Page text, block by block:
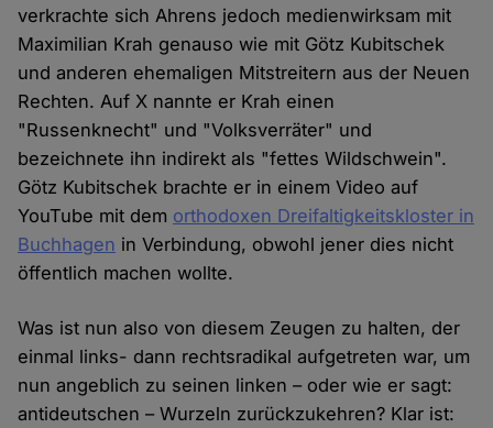
verkrachte sich Ahrens jedoch medienwirksam mit
Maximilian Krah genauso wie mit Götz Kubitschek
und anderen ehemaligen Mitstreitern aus der Neuen
Rechten. Auf X nannte er Krah einen
"Russenknecht" und "Volksverräter" und
bezeichnete ihn indirekt als "fettes Wildschwein".
Götz Kubitschek brachte er in einem Video auf
YouTube mit dem orthodoxen Dreifaltigkeitskloster in
Buchhagen in Verbindung, obwohl jener dies nicht
öffentlich machen wollte.
Was ist nun also von diesem Zeugen zu halten, der
einmal links- dann rechtsradikal aufgetreten war, um
nun angeblich zu seinen linken – oder wie er sagt:
antideutschen – Wurzeln zurückzukehren? Klar ist: